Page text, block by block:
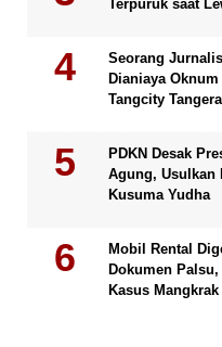
Terpuruk saat
Seorang
Dianiaya
Tangcity
PDKN Desak
Agung, Usulkan
Kusuma Yudha
Mobil Rental
Dokumen
Kasus Mangkrak